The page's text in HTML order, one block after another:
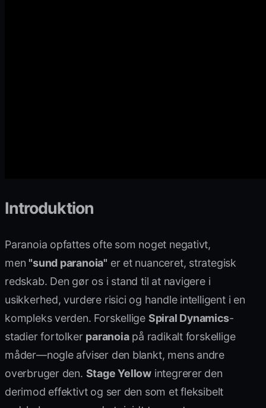
Introduktion
Paranoia opfattes ofte som noget negativt,
men "sund paranoia" er et nuanceret, strategisk
redskab. Den gør os i stand til at navigere i
usikkerhed, vurdere risici og handle intelligent i en
kompleks verden. Forskellige Spiral Dynamics-
stadier fortolker paranoiapå radikalt forskellige
måder—nogle afviser den blankt, mens andre
overbruger den. Stage Yellow integrerer den
derimod effektivt og ser den som et fleksibelt